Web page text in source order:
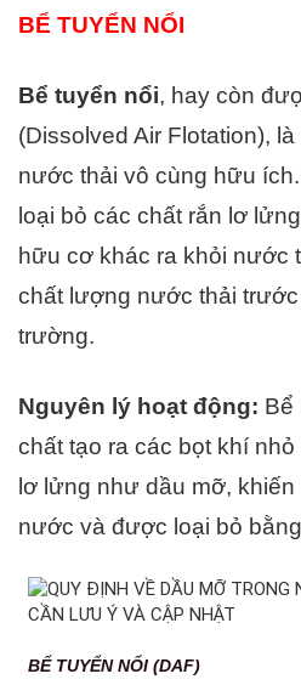
BỂ TUYỂN NỔI
Bể tuyển nổi, hay còn
(Dissolved Air Flotation),
nước thải vô cùng hữu
loại bỏ các chất rắn lơ
hữu cơ khác ra khỏi nước
chất lượng nước thải trước
trường.
Nguyên lý hoạt động: Bể
chất tạo ra các bọt khí
lơ lửng như dầu mỡ, khiến
nước và được loại bỏ
CẤU
BỂ TUYỂN NỔI (DAF)